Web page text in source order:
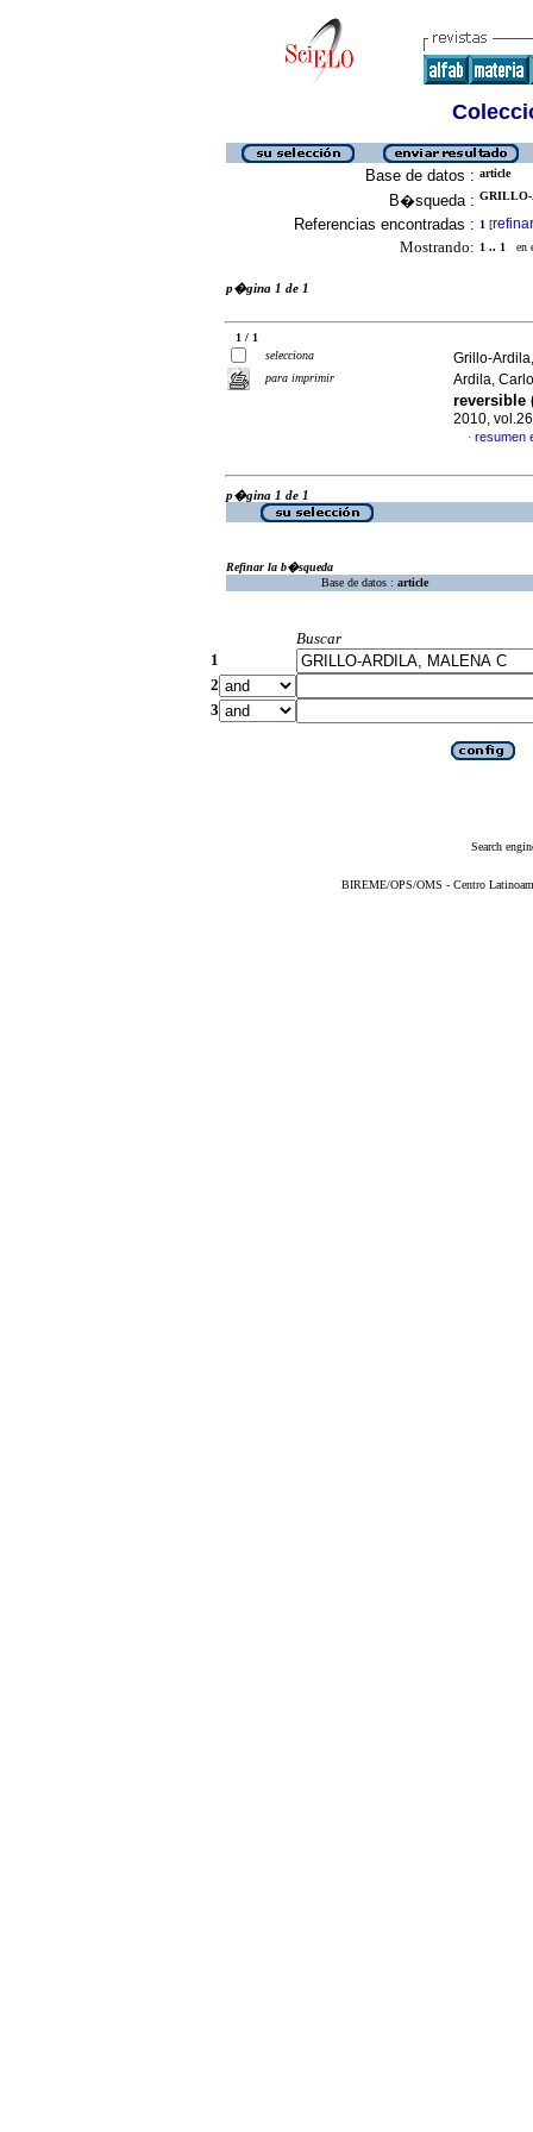
Base de datos : article
B�squeda : GRILLO-
Referencias encontradas : 1 [refinar
Mostrando: 1 .. 1 en
p�gina 1 de 1
1 / 1
selecciona
para imprimir
Grillo-
Ardila,
reversible
2010,
· resumen
p�gina 1 de 1
Refinar la b�squeda
Base de datos : article
Buscar
1
2
3
Search
BIREME/OPS/OMS - Centro